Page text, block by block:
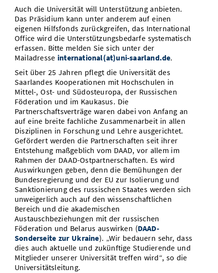
Auch die Universität will Unterstützung anbieten.
Das Präsidium kann unter anderem auf einen
eigenen Hilfsfonds zurückgreifen, das International
Office wird die Unterstützungsbedarfe systematisch
erfassen. Bitte melden Sie sich unter der
Mailadresse international(at)uni-saarland.de.
Seit über 25 Jahren pflegt die Universität des
Saarlandes Kooperationen mit Hochschulen in
Mittel-, Ost- und Südosteuropa, der Russischen
Föderation und im Kaukasus. Die
Partnerschaftsverträge waren dabei von Anfang an
auf eine breite fachliche Zusammenarbeit in allen
Disziplinen in Forschung und Lehre ausgerichtet.
Gefördert werden die Partnerschaften seit ihrer
Entstehung maßgeblich vom DAAD, vor allem im
Rahmen der DAAD-Ostpartnerschaften. Es wird
Auswirkungen geben, denn die Bemühungen der
Bundesregierung und der EU zur Isolierung und
Sanktionierung des russischen Staates werden sich
unweigerlich auch auf den wissenschaftlichen
Bereich und die akademischen
Austauschbeziehungen mit der russischen
Föderation und Belarus auswirken (DAAD-
Sonderseite zur Ukraine). „Wir bedauern sehr, dass
dies auch aktuelle und zukünftige Studierende und
Mitglieder unserer Universität treffen wird“, so die
Universitätsleitung.